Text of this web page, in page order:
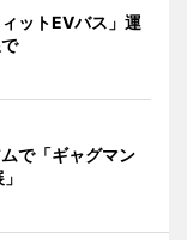
ットEVバス」運
で「ギャグマン